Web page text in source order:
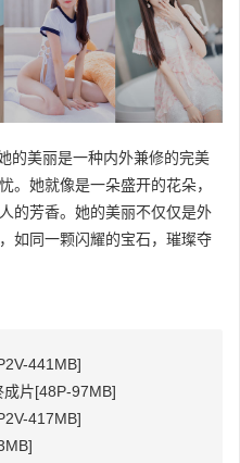
的美丽是一种内外兼修的完美
。她就像是一朵盛开的花朵，
的芳香。她的美丽不仅仅是外
如同一颗闪耀的宝石，璀璨夺
441MB]
片[48P-97MB]
417MB]